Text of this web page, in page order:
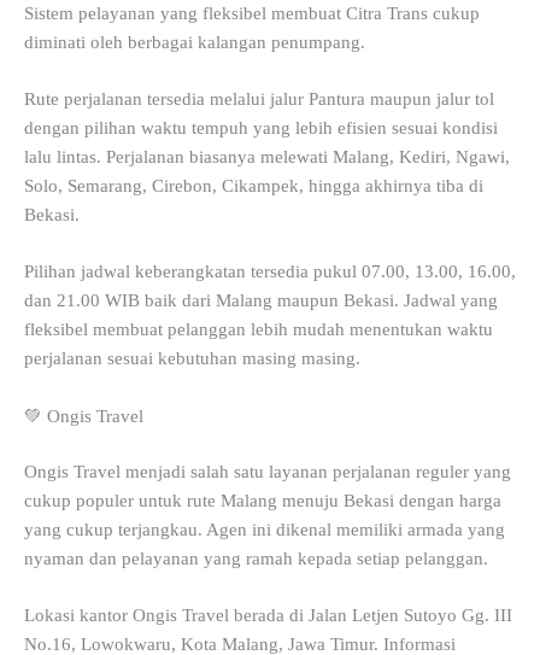
Sistem pelayanan yang fleksibel membuat Citra Trans cukup
diminati oleh berbagai kalangan penumpang.
Rute perjalanan tersedia melalui jalur Pantura maupun jalur tol
dengan pilihan waktu tempuh yang lebih efisien sesuai kondisi
lalu lintas. Perjalanan biasanya melewati Malang, Kediri, Ngawi,
Solo, Semarang, Cirebon, Cikampek, hingga akhirnya tiba di
Bekasi.
Pilihan jadwal keberangkatan tersedia pukul 07.00, 13.00, 16.00,
dan 21.00 WIB baik dari Malang maupun Bekasi. Jadwal yang
fleksibel membuat pelanggan lebih mudah menentukan waktu
perjalanan sesuai kebutuhan masing masing.
💚 Ongis Travel
Ongis Travel menjadi salah satu layanan perjalanan reguler yang
cukup populer untuk rute Malang menuju Bekasi dengan harga
yang cukup terjangkau. Agen ini dikenal memiliki armada yang
nyaman dan pelayanan yang ramah kepada setiap pelanggan.
Lokasi kantor Ongis Travel berada di Jalan Letjen Sutoyo Gg. III
No.16, Lowokwaru, Kota Malang, Jawa Timur. Informasi